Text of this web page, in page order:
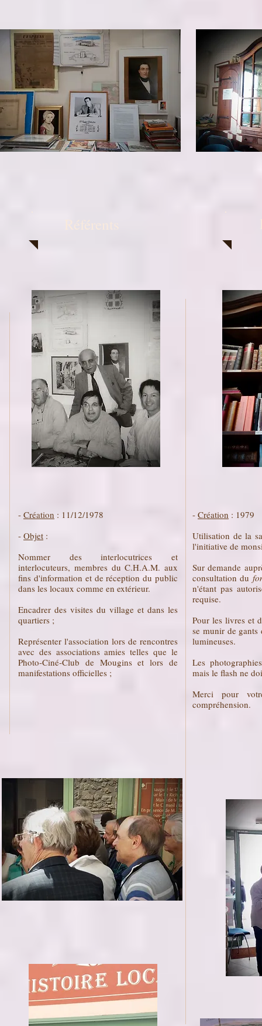
- Création : 11/12/1978
- Objet :
Nommer des interlocutrices et
interlocuteurs, membres du C.H.A.M. aux
fins d'information et de réception du public
dans les locaux comme en extérieur.
Encadrer des visites du village et dans les
quartiers ;
Représenter l'association lors de rencontres
avec des associations amies telles que le
Photo-Ciné-Club de Mougins et lors de
manifestations officielles ;
- Création : 1979
Utilisation de la
l'initiative de
Sur demande
consultation du
n'étant pas
requise.
Pour les livres et
se munir de
lumineuses.
Les
mais le flash ne
Merci pour
compréhension.